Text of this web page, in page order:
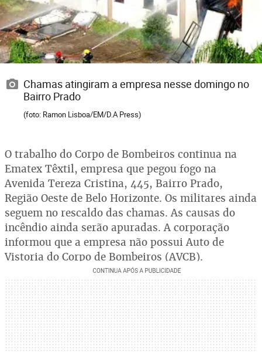
Chamas atingiram a empresa nesse domingo no
Bairro Prado
(foto: Ramon Lisboa/EM/D.A Press)
O trabalho do Corpo de Bombeiros continua na
Ematex Têxtil, empresa que pegou fogo na
Avenida Tereza Cristina, 445, Bairro Prado,
Região Oeste de Belo Horizonte. Os militares ainda
seguem no rescaldo das chamas. As causas do
incêndio ainda serão apuradas. A corporação
informou que a empresa não possui Auto de
Vistoria do Corpo de Bombeiros (AVCB).